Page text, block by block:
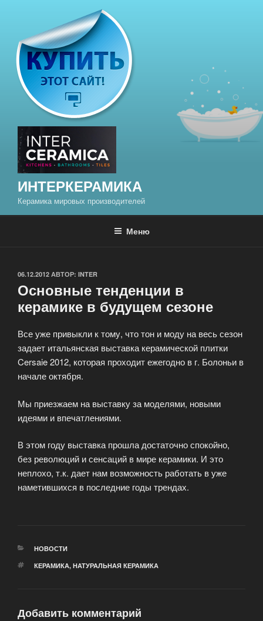
содержимому
ИНТЕРКЕРАМИКА
Керамика мировых производителей
Меню
ОПУБЛИКОВАНО
06.12.2012 АВТОР: INTER
Основные тенденции в
керамике в будущем сезоне
Все уже привыкли к тому, что тон и моду на весь сезон
задает итальянская выставка керамической плитки
Cersaie 2012, которая проходит ежегодно в г. Болоньи в
начале октября.
Мы приезжаем на выставку за моделями, новыми
идеями и впечатлениями.
В этом году выставка прошла достаточно спокойно,
без революций и сенсаций в мире керамики. И это
неплохо, т.к. дает нам возможность работать в уже
наметившихся в последние годы трендах.
РУБРИКИ
НОВОСТИ
МЕТКИ
КЕРАМИКА, НАТУРАЛЬНАЯ КЕРАМИКА
Добавить комментарий